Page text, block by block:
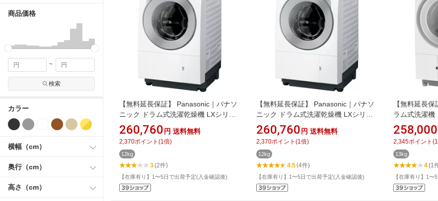
商品価格
~
検索
カラー
横幅（cm）
奥行（cm）
高さ（cm）
【無料延長保証】 Panasonic｜パナソ
ニック ドラム式洗濯乾燥機 LXシリー
ズ マットホワイト NA-LX127ER-W [洗
濯12.0kg /乾燥6.0kg /右開き /ヒートポ
ンプ乾燥]
260,760 円 送料無料
2,370ポイント (1 倍)
12kg
3(2件)
【在庫有り】1〜5日で出荷予定(入金確認後)
【無料延長保証】 Panasonic｜パナソ
ニック ドラム式洗濯乾燥機 LXシリー
ズ マットホワイト NA-LX127EL-W [洗
濯12.0kg /乾燥6.0kg /左開き /ヒートポ
ンプ乾燥]
260,760 円 送料無料
2,370ポイント (1 倍)
12kg
4.5(4件)
【在庫有り】1〜5日で出荷予定(入金確認後)
【無料延長
ラム式洗濯機
BD-
7.0kg /左開き
258,000
2,345ポイント (1
13kg
4(1
【在庫有り】1